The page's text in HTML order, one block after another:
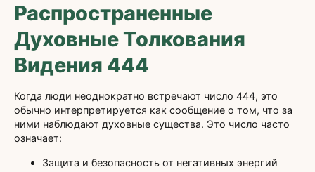
Распространенные
Духовные Толкования
Видения 444
Когда люди неоднократно встречают число 444, это
обычно интерпретируется как сообщение о том, что за
ними наблюдают духовные существа. Это число часто
означает:
Защита и безопасность от негативных энергий